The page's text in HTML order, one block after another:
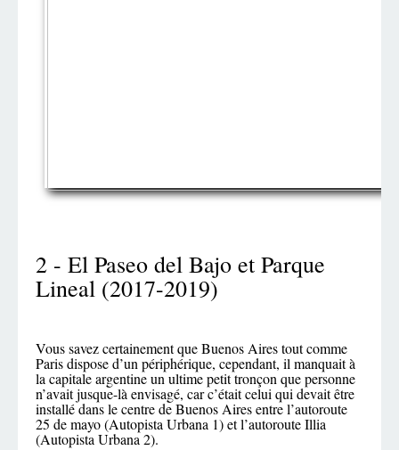
2 - El Paseo del Bajo et Parque
Lineal (2017-2019)
Vous savez certainement que Buenos Aires tout comme
Paris dispose d’un périphérique, cependant, il manquait à
la capitale argentine un ultime petit tronçon que personne
n’avait jusque-là envisagé, car c’était celui qui devait être
installé dans le centre de Buenos Aires entre l’autoroute
25 de mayo (Autopista Urbana 1) et l’autoroute Illia
(Autopista Urbana 2).